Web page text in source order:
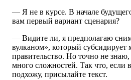
— Я не в курсе. В начале
вам первый вариант сценария?
— Видите ли, я предполагаю
вулканом», который субсидирует
правительство. Но точно не знаю,
много сложностей. Так что, если
подхожу, присылайте текст.